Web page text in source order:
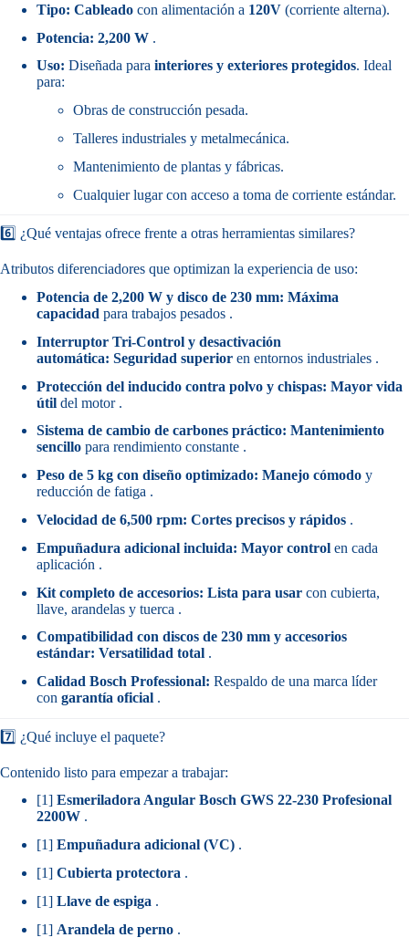
Tipo: Cableado con alimentación a 120V (corriente alterna).
Potencia: 2,200 W .
Uso: Diseñada para interiores y exteriores protegidos. Ideal
para:
Obras de construcción pesada.
Talleres industriales y metalmecánica.
Mantenimiento de plantas y fábricas.
Cualquier lugar con acceso a toma de corriente estándar.
6️⃣ ¿Qué ventajas ofrece frente a otras herramientas similares?
Atributos diferenciadores que optimizan la experiencia de uso:
Potencia de 2,200 W y disco de 230 mm: Máxima
capacidad para trabajos pesados .
Interruptor Tri-Control y desactivación
automática: Seguridad superior en entornos industriales .
Protección del inducido contra polvo y chispas: Mayor vida
útil del motor .
Sistema de cambio de carbones práctico: Mantenimiento
sencillo para rendimiento constante .
Peso de 5 kg con diseño optimizado: Manejo cómodo y
reducción de fatiga .
Velocidad de 6,500 rpm: Cortes precisos y rápidos .
Empuñadura adicional incluida: Mayor control en cada
aplicación .
Kit completo de accesorios: Lista para usar con cubierta,
llave, arandelas y tuerca .
Compatibilidad con discos de 230 mm y accesorios
estándar: Versatilidad total .
Calidad Bosch Professional: Respaldo de una marca líder
con garantía oficial .
7️⃣ ¿Qué incluye el paquete?
Contenido listo para empezar a trabajar:
[1] Esmeriladora Angular Bosch GWS 22-230 Profesional
2200W .
[1] Empuñadura adicional (VC) .
[1] Cubierta protectora .
[1] Llave de espiga .
[1] Arandela de perno .